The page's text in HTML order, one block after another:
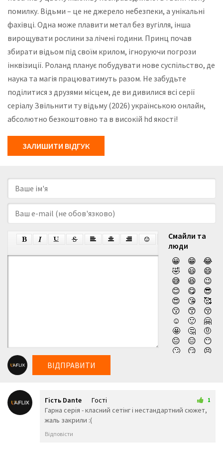
помилку. Відьми – це не джерело небезпеки, а унікальні
фахівці. Одна може плавити метал без вугілля, інша
вирощувати рослини за лічені години. Принц почав
збирати відьом під своїм крилом, ігноруючи погрози
інквізиції. Роланд планує побудувати нове суспільство, де
наука та магія працюватимуть разом. Не забудьте
поділитися з друзями місцем, де ви дивилися всі серії
серіалу Звільнити ту відьму (2026) українською онлайн,
абсолютно безкоштовно та в високій hd якості!
ЗАЛИШИТИ ВІДГУК
Смайли та
люди
😀
😁
😂
🤣
😃
😄
😅
😆
😉
😊
😋
😎
😍
😘
🥰
😗
😙
😚
☺️
🙂
🤗
🤩
🤔
🤨
😐
😑
😶
🙄
😏
😣
😔
😕
🙃
🤑
ВІДПРАВИТИ
Гість Dante
Гості
3 липня 2026 21:36
1
Гарна серія - класний сетінг і нестандартний сюжет,
жаль закрили :(
Відповісти